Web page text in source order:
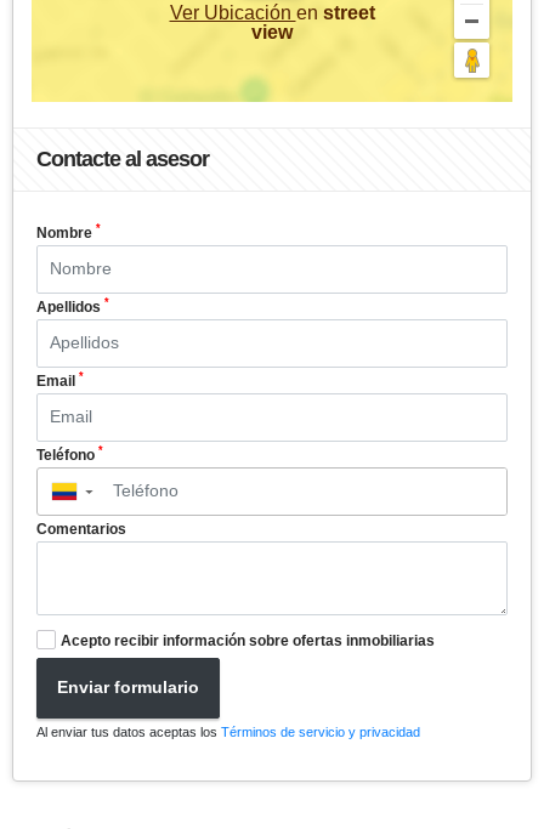
Ver Ubicación en street
view
Contacte al asesor
Nombre *
Apellidos *
Email *
Teléfono *
▼
Comentarios
Acepto recibir información sobre ofertas inmobiliarias
Enviar formulario
Al enviar tus datos aceptas los Términos de servicio y privacidad